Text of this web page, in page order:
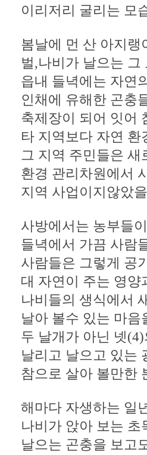
이리저리 굴리는 모
봄날에 먼 산 아지랭
벌,나비가 날으는 그
읍내 들녁에는 자연
인채에 유해한 곤충
축제장이 되어 잇어
타 지역보다 자연
그 지역 주민들은 새
환경 관리차원에서
지역 사업이지않았
사방에서는 농부들
들녁에서 가끔 사람
사람들은 그렇게 공
대 자연이 주는 영양
나비들의 생식에서
날아 볼수 있는 마
두 날개가 아닌 넷
날리고 날으고 있는
참으로 살아 볼만한
해마다 자생하는 일
나비가 앉아 보는
날으는 곤충을 보고